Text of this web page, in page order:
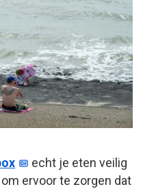
echt je eten veilig
ervoor te zorgen dat